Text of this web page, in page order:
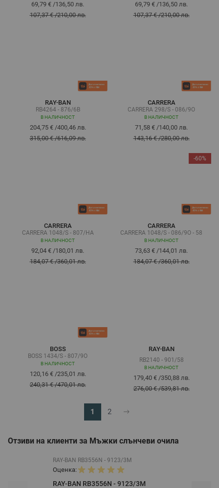
69,79 € /136,50 лв.
107,37 €/210,00 лв.
69,79 € /136,50 лв.
107,37 €/210,00 лв.
RAY-BAN
RB4264 - 876/6B
В НАЛИЧНОСТ
204,75 €/400,46 лв.
315,00 €/616,09 лв.
CARRERA
CARRERA 298/S - 086/9O
В НАЛИЧНОСТ
71,58 € /140,00 лв.
143,16 €/280,00 лв.
CARRERA
CARRERA 1048/S - 807/HA
В НАЛИЧНОСТ
92,04 € /180,01 лв.
184,07 €/360,01 лв.
-60%
CARRERA
CARRERA 1048/S - 086/9O - 58
В НАЛИЧНОСТ
73,63 € /144,01 лв.
184,07 €/360,01 лв.
BOSS
BOSS 1434/S - 807/9O
В НАЛИЧНОСТ
120,16 €/235,01 лв.
240,31 €/470,01 лв.
RAY-BAN
RB2140 - 901/58
В НАЛИЧНОСТ
179,40 €/350,88 лв.
276,00 €/539,81 лв.
В момента четете страница
1 Страница
2
Отзиви на клиенти за Мъжки слънчеви очила
RAY-BAN RB3556N - 9123/3M
Оценка:
RAY-BAN RB3556N - 9123/3M